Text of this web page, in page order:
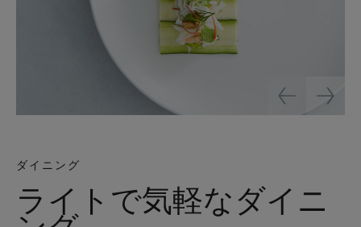
ダイニング
ライトで気軽なダイニ